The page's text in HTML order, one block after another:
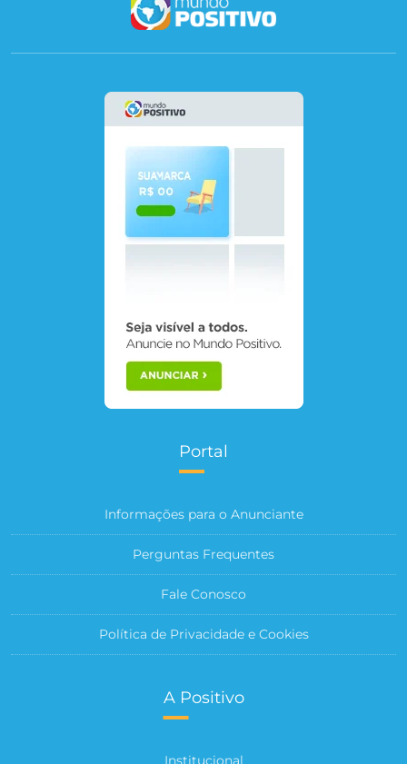
Portal
Informações para o Anunciante
Perguntas Frequentes
Fale Conosco
Política de Privacidade e Cookies
A Positivo
Institucional